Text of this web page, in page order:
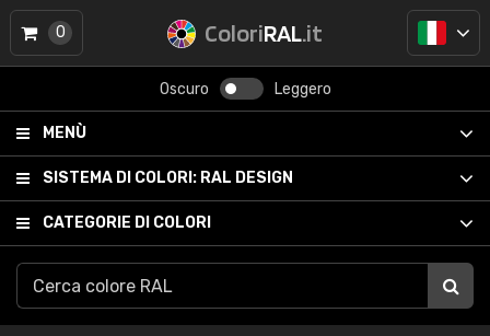
ColoriRAL.it
Oscuro Leggero
MENÙ
SISTEMA DI COLORI: RAL DESIGN
CATEGORIE DI COLORI
0